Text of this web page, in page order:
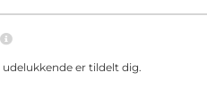
er tildelt dig.